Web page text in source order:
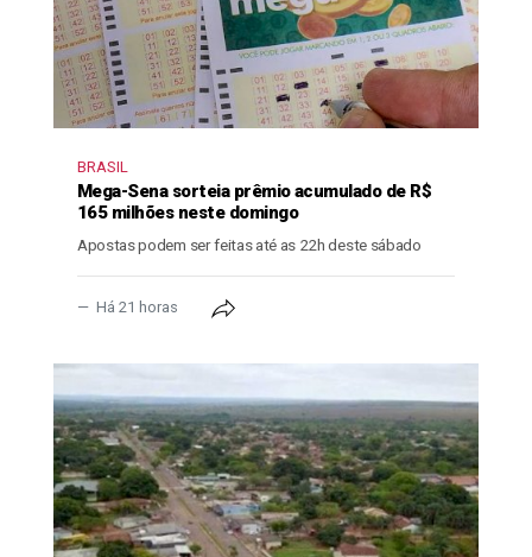
BRASIL
Mega-Sena sorteia prêmio acumulado de R$
165 milhões neste domingo
Apostas podem ser feitas até as 22h deste sábado
Há 21 horas